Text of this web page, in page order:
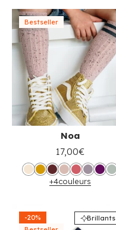
Bestseller
Noa
17,00€
+4couleurs
-20%
Brillants